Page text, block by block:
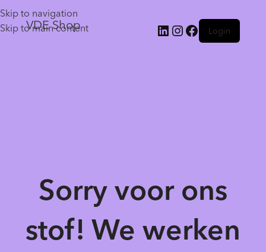
Skip to navigation
Skip to main content
VDE Shop Login
Sorry voor ons
stof! We werken